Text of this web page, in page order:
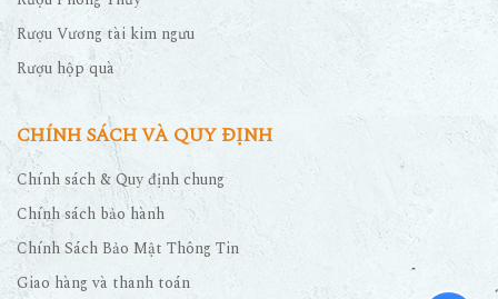
Rượu Vương tài kim ngưu
Rượu hộp quà
CHÍNH SÁCH VÀ QUY ĐỊNH
Chính sách & Quy định chung
Chính sách bảo hành
Chính Sách Bảo Mật Thông Tin
Giao hàng và thanh toán